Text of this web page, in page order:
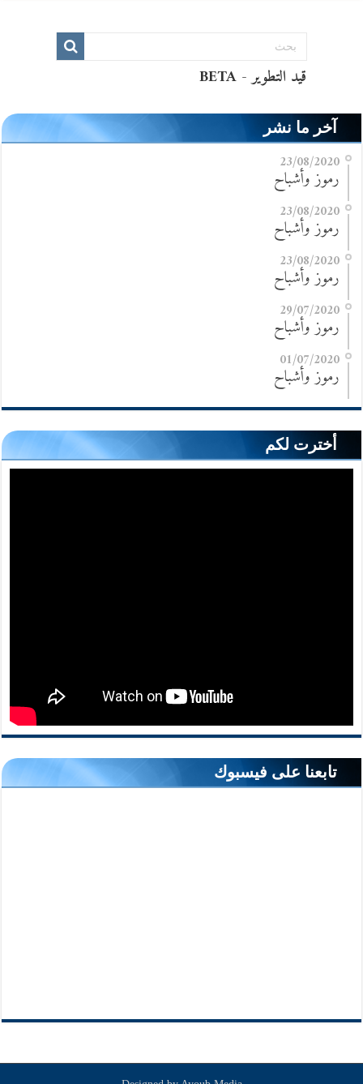
آخر ما نشر
23/08/2020
رموز وأشباح
23/08/2020
رموز وأشباح
23/08/2020
رموز وأشباح
29/07/2020
رموز وأشباح
01/07/2020
رموز وأشباح
أخترت لكم
تابعنا على فيسبوك